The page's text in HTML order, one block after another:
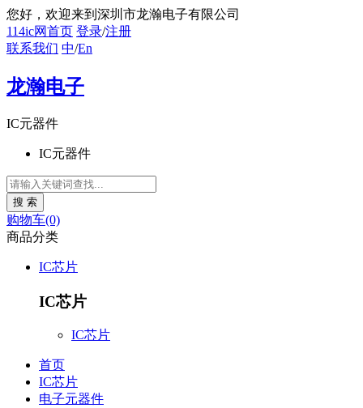
您好 ，欢迎来到深圳市龙瀚电子有限公司
114ic网首页 登录/注册
联系我们 中/En
龙瀚电子
IC元器件
IC元器件
购物车(0)
商品分类
IC芯片
IC芯片
IC芯片
首页
IC芯片
电子元器件